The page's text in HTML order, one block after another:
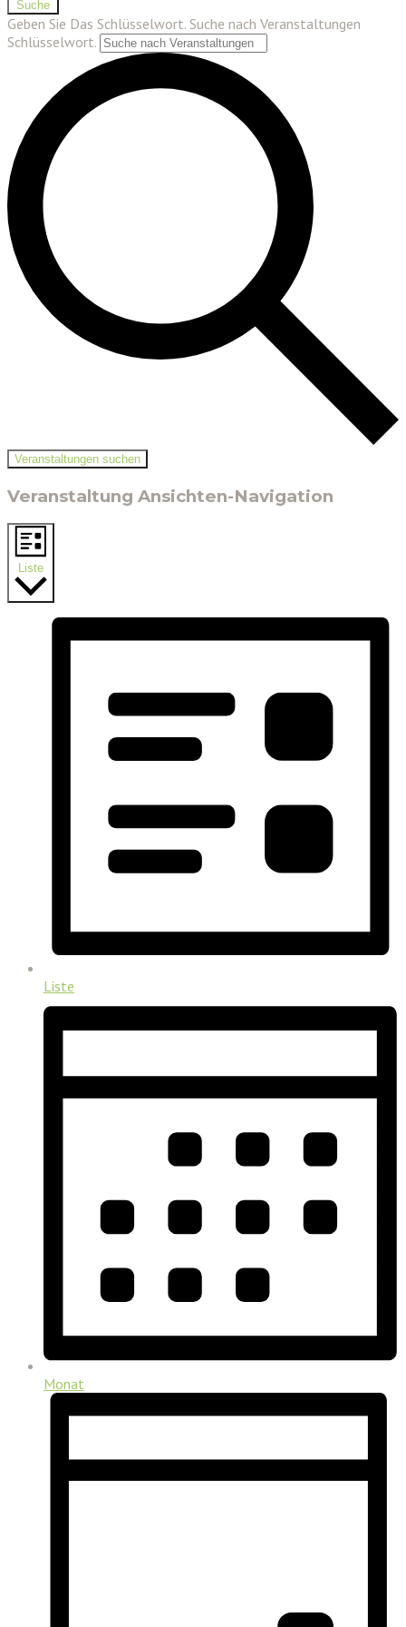
Suche
Geben Sie Das Schlüsselwort. Suche nach Veranstaltungen
Schlüsselwort.
Veranstaltungen suchen
Veranstaltung Ansichten-Navigation
Liste
Liste
Monat